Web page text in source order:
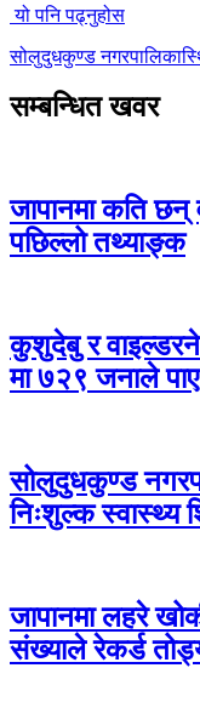
यो पनि पढ्नुहोस
सोलुदुधकुण्ड
सम्बन्धित खवर
जापानमा कति छन्
पछिल्लो तथ्याङ्क
कुशुदेबु र
मा ७२९ जनाले
सोलुदुधकुण्ड
निःशुल्क स्वास्थ्य
जापानमा लहरे
संख्याले रेकर्ड